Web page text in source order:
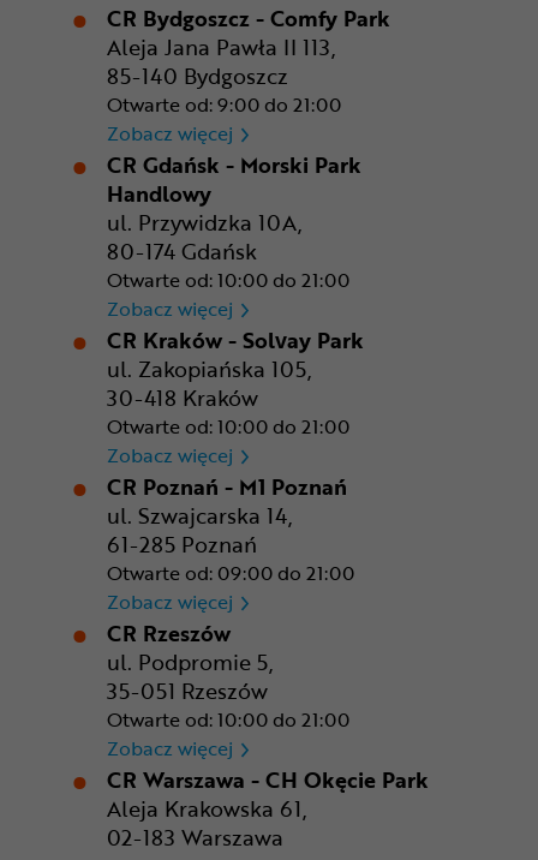
CR Bydgoszcz - Comfy Park
Aleja Jana Pawła II 113,
85-140 Bydgoszcz
Otwarte od: 9:00 do 21:00
Zobacz więcej CR Bydgoszcz - Comfy Park
CR Gdańsk - Morski Park
Handlowy
ul. Przywidzka 10A,
80-174 Gdańsk
Otwarte od: 10:00 do 21:00
Zobacz więcej CR Gdańsk - Morski Park
CR Kraków - Solvay Park
ul. Zakopiańska 105,
30-418 Kraków
Otwarte od: 10:00 do 21:00
Zobacz więcej CR Kraków - Solvay Park
CR Poznań - M1 Poznań
ul. Szwajcarska 14,
61-285 Poznań
Otwarte od: 09:00 do 21:00
Zobacz więcej CR Poznań - M1 Poznań
CR Rzeszów
ul. Podpromie 5,
35-051 Rzeszów
Otwarte od: 10:00 do 21:00
Zobacz więcej CR Rzeszów
CR Warszawa - CH Okęcie Park
Aleja Krakowska 61,
02-183 Warszawa